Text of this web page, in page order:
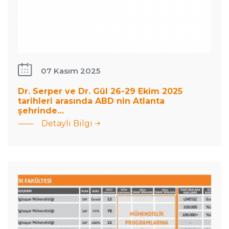
07 Kasım 2025
Dr. Serper ve Dr. Gül 26-29 Ekim 2025
tarihleri arasında ABD nin Atlanta
şehrinde…
Detaylı Bilgi
Serper ve
Dr. Gül
26-29
Ekim
ABD nin
Atlanta
şehrinde…
Burs
Bilgileri